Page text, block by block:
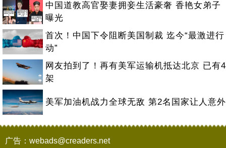
中国道教高官娶妻拥妾生活豪奢 香艳女弟子
曝光
首次！中国下令阻断美国制裁 迄今“最激进行
动”
网友拍到了！再有美军运输机抵达北京 已有4
架
美军加油机战力全球无敌 第2名国家让人意外
广告：webads@creaders.net